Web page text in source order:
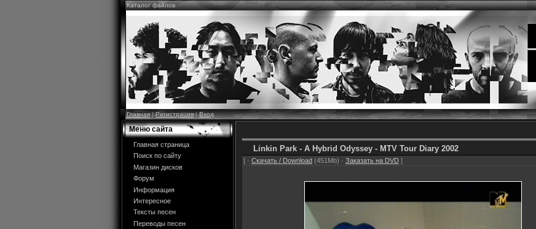
Каталог файлов
Главная|Регистрация|Вход
Меню сайта
Главная страница
Поиск по сайту
Магазин дисков
Форум
Информация
Интересное
Тексты песен
Переводы песен
Linkin Park - A Hybrid Odyssey - MTV Tour Diary 2002
[ · Скачать / Download (451Mb) · Заказать на DVD ]